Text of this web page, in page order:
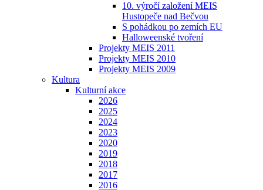
10. výročí založení MEIS
Hustopeče nad Bečvou
S pohádkou po zemích EU
Halloweenské tvoření
Projekty MEIS 2011
Projekty MEIS 2010
Projekty MEIS 2009
Kultura
Kulturní akce
2026
2025
2024
2023
2020
2019
2018
2017
2016